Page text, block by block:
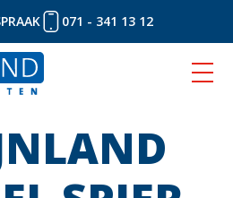
071 - 341 13 12